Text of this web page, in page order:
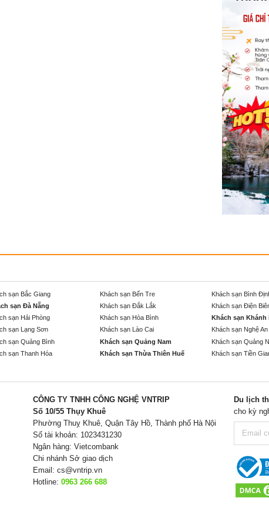
sạn Bắc Giang Khách sạn Bến Tre Khách sạn Bình
sạn Đà Nẵng Khách sạn Đắk Lắk Khách sạn Điện
sạn Hải Phòng Khách sạn Hòa Bình Khách sạn Khánh
sạn Lạng Sơn Khách sạn Lào Cai Khách sạn Nghệ An
sạn Quảng Bình Khách sạn Quảng Nam Khách sạn Quảng
sạn Thanh Hóa Khách sạn Thừa Thiên Huế Khách sạn Tiền
CÔNG TY TNHH CÔNG NGHỆ VNTRIP
Số 10/55 Thụy Khuê
Phường Thuỵ Khuê, Quận Tây Hồ, Thành phố Hà Nội
Số tài khoản: 1023431230
Ngân hàng: Vietcombank
Chi nhánh Sở giao dịch
Email: cs@vntrip.vn
Hotline: 0963 266 688
Du lịch
cho kỳ